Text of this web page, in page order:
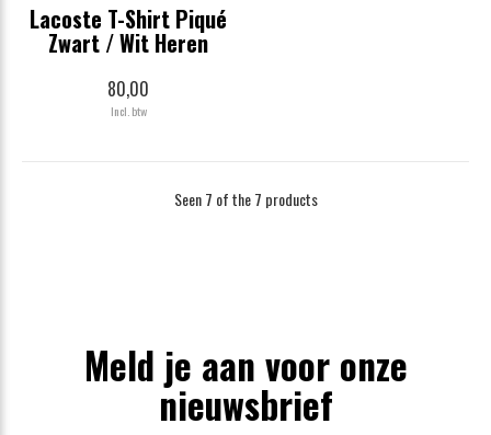
Lacoste T-Shirt Piqué
Zwart / Wit Heren
80,00
Incl. btw
Seen 7 of the 7 products
Meld je aan voor onze
nieuwsbrief